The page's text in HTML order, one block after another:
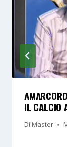
IL CALCIO
Di Master